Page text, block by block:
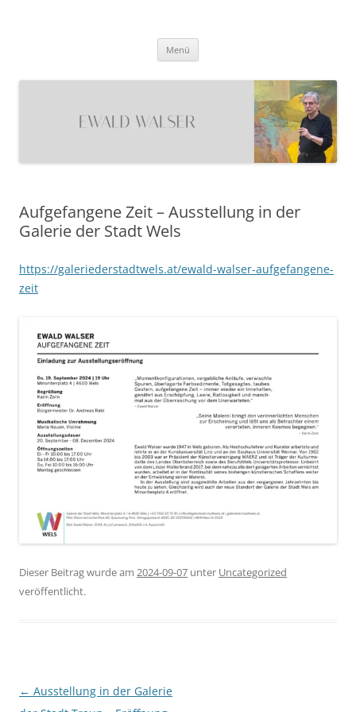
Menü
Aufgefangene Zeit – Ausstellung in der
Galerie der Stadt Wels
https://galeriederstadtwels.at/ewald-walser-aufgefangene-
zeit
Dieser Beitrag wurde am 2024-09-07 unter Uncategorized
veröffentlicht.
Beitrags-
← Ausstellung in der Galerie